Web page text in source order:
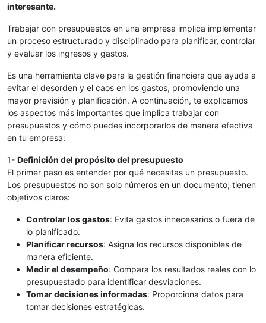
interesante.
Trabajar con presupuestos en una empresa implica implementar
un proceso estructurado y disciplinado para planificar, controlar
y evaluar los ingresos y gastos.
Es una herramienta clave para la gestión financiera que ayuda a
evitar el desorden y el caos en los gastos, promoviendo una
mayor previsión y planificación. A continuación, te explicamos
los aspectos más importantes que implica trabajar con
presupuestos y cómo puedes incorporarlos de manera efectiva
en tu empresa:
1- Definición del propósito del presupuesto
El primer paso es entender por qué necesitas un presupuesto.
Los presupuestos no son solo números en un documento; tienen
objetivos claros:
Controlar los gastos: Evita gastos innecesarios o fuera de
lo planificado.
Planificar recursos: Asigna los recursos disponibles de
manera eficiente.
Medir el desempeño: Compara los resultados reales con lo
presupuestado para identificar desviaciones.
Tomar decisiones informadas: Proporciona datos para
tomar decisiones estratégicas.